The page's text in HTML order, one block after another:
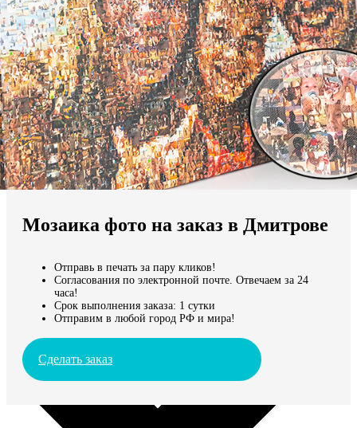
Мы доставляем по всему миру
Продолжить без города
Мозаика фото на заказ в Дмитрове
Отправь в печать за пару кликов!
Согласования по электронной почте. Отвечаем за 24
часа!
Срок выполнения заказа: 1 сутки
Отправим в любой город РФ и мира!
Сделать заказ